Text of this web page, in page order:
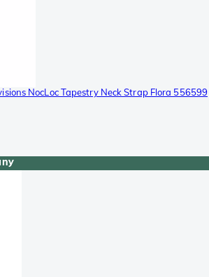
NocLoc Tapestry Neck Strap Flora 556599